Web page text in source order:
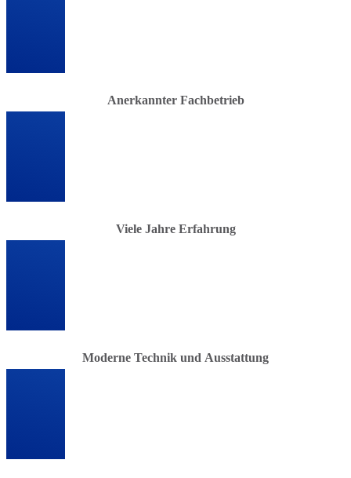
Anerkannter Fachbetrieb
Viele Jahre Erfahrung
Moderne Technik und Ausstattung